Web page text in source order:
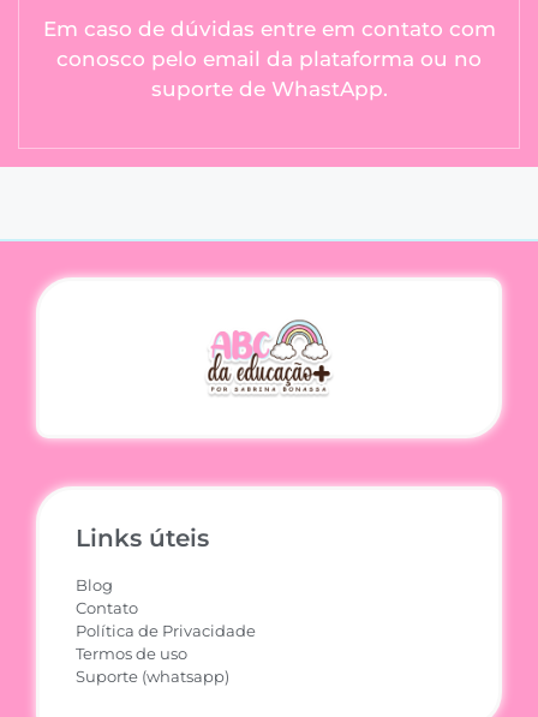
Em caso de dúvidas entre em contato com
conosco pelo email da plataforma ou no
suporte de WhastApp.
Links úteis
Blog
Contato
Política de Privacidade
Termos de uso
Suporte (whatsapp)